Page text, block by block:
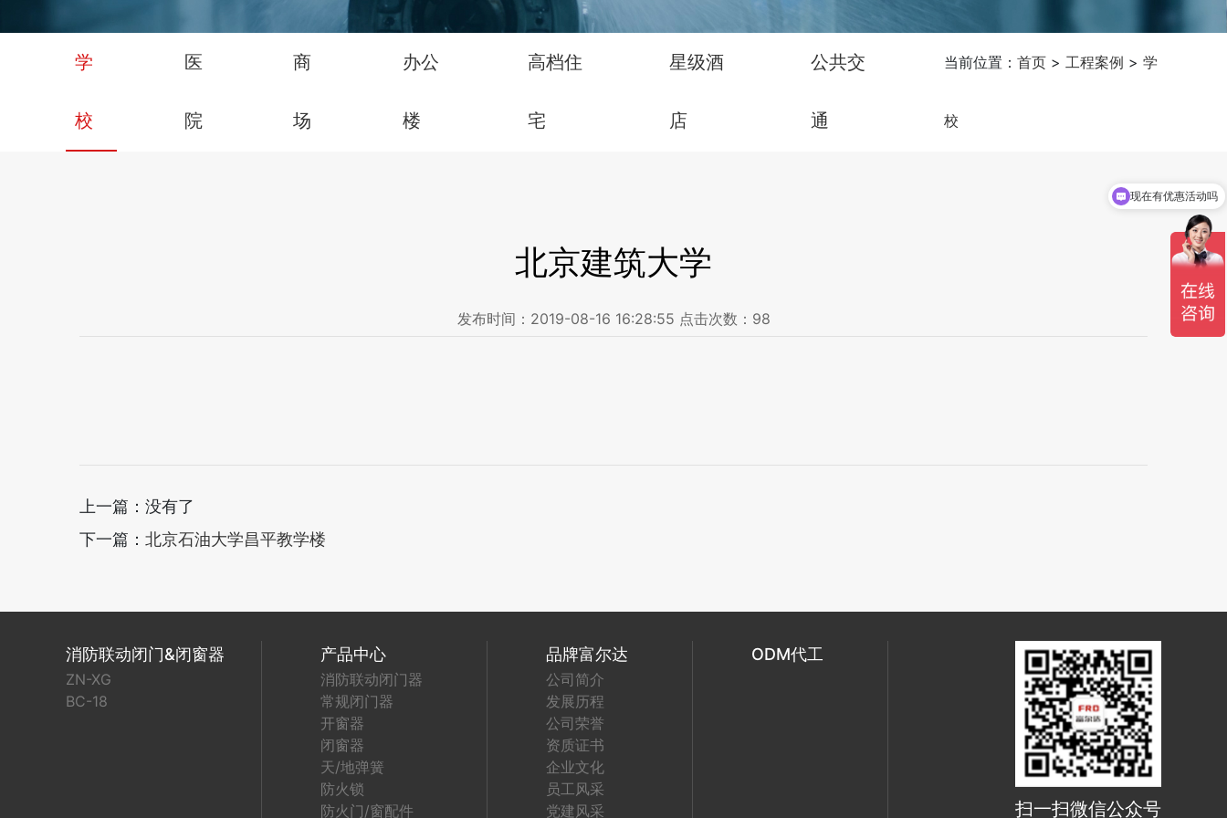
学
校
医
院
商
场
办公
楼
高档住
宅
星级酒
店
公共交
通
当前位置： 首页> 工程案例 > 学
校
北京建筑大学
发布时间： 2019-08-16 16:28:55 点击次数： 98
上一篇：没有了
下一篇： 北京石油大学昌平教学楼
消防联动闭门&闭窗器
ZN-XG
BC-18
产品中心
消防联动闭门器
常规闭门器
开窗器
闭窗器
天/地弹簧
防火锁
防火门/窗配件
品牌富尔达
公司简介
发展历程
公司荣誉
资质证书
企业文化
员工风采
党建风采
ODM代工
扫一扫微信公众号
可以介绍下你们的产品么